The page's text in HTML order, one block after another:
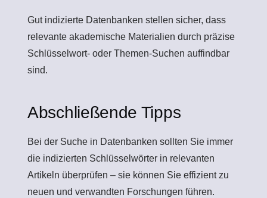
Gut indizierte Datenbanken stellen sicher, dass
relevante akademische Materialien durch präzise
Schlüsselwort- oder Themen-Suchen auffindbar
sind.
Abschließende Tipps
Bei der Suche in Datenbanken sollten Sie immer
die indizierten Schlüsselwörter in relevanten
Artikeln überprüfen – sie können Sie effizient zu
neuen und verwandten Forschungen führen.